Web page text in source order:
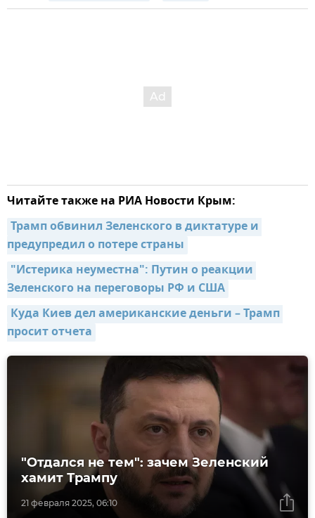
Читайте также на РИА Новости Крым:
Трамп обвинил Зеленского в диктатуре и
предупредил о потере страны
"Истерика неуместна": Путин о реакции
Зеленского на переговоры РФ и США
Куда Киев дел американские деньги – Трамп
просит отчета
21 февраля 2025, 06:10
"Отдался не тем": зачем Зеленский
хамит Трампу